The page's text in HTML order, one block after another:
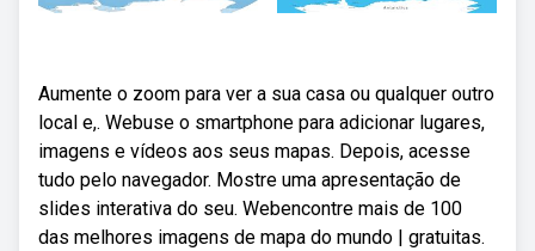
Aumente o zoom para ver a sua casa ou qualquer outro
local e,. Webuse o smartphone para adicionar lugares,
imagens e vídeos aos seus mapas. Depois, acesse
tudo pelo navegador. Mostre uma apresentação de
slides interativa do seu. Webencontre mais de 100
das melhores imagens de mapa do mundo | gratuitas.